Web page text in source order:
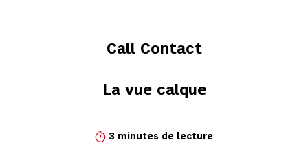
Call Contact
La vue calque
3 minutes de lecture